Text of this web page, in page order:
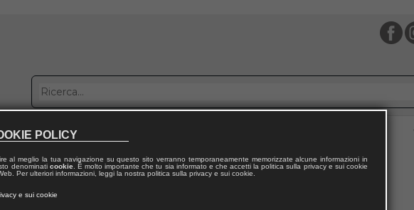
con noi
POLICY
al meglio la tua navigazione su questo sito verranno temporaneamente memorizzate alcune informazioni in
denominati cookie. È molto importante che tu sia informato e che accetti la politica sulla privacy e sui cookie
Per ulteriori informazioni, leggi la nostra politica sulla privacy e sui cookie.
e sui cookie